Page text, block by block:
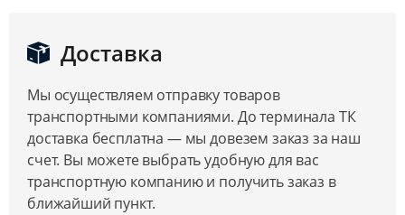
Доставка
Мы осуществляем отправку товаров
транспортными компаниями. До терминала ТК
доставка бесплатна — мы довезем заказ за наш
счет. Вы можете выбрать удобную для вас
транспортную компанию и получить заказ в
ближайший пункт.